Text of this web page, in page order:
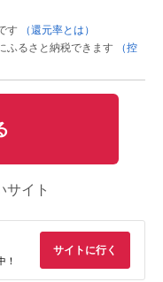
す
（還元率とは）
ふるさと納税できます
（控
サイト
！
サイトに行く